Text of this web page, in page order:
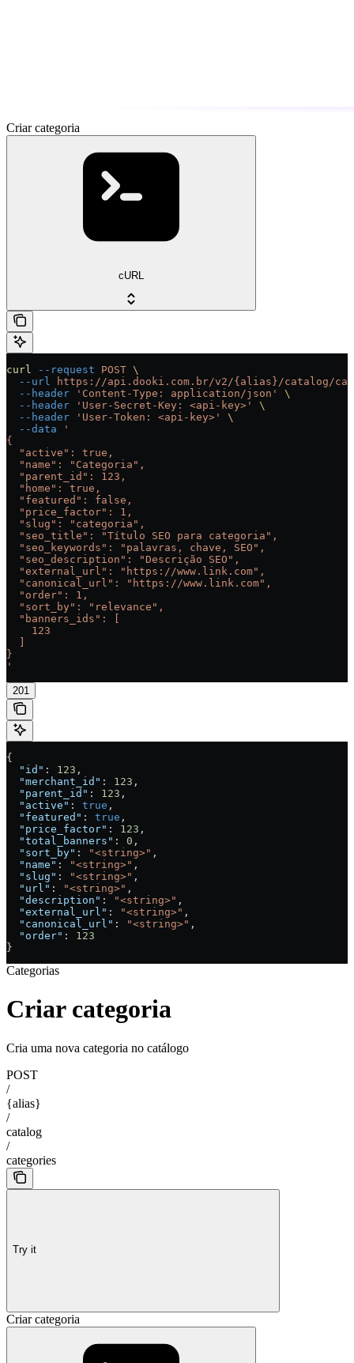
Criar categoria
cURL
curl --request POST \
  --url
https://api.dooki.com.br/v2/{alias}/catalog/
  --header
'Content-Type: application/json'
\
  --header
'User-Secret-Key: <api-key>'
\
  --header
'User-Token: <api-key>'
\
  --data
'
{
  "active": true,
  "name": "Categoria",
  "parent_id": 123,
  "home": true,
  "featured": false,
  "price_factor": 1,
  "slug": "categoria",
  "seo_title": "Título SEO para categoria",
  "seo_keywords": "palavras, chave, SEO",
  "seo_description": "Descrição SEO",
  "external_url": "https://www.link.com",
  "canonical_url": "https://www.link.com",
  "order": 1,
  "sort_by": "relevance",
  "banners_ids": [
    123
}
'
201
{
  "id"
: 123 ,
  "merchant_id"
: 123 ,
  "parent_id"
: 123 ,
  "active"
: true ,
  "featured"
: true ,
  "price_factor"
: 123 ,
  "total_banners"
: 0 ,
  "sort_by"
: "<string>" ,
  "name"
: "<string>" ,
  "slug"
: "<string>" ,
  "url"
: "<string>" ,
  "description"
: "<string>" ,
  "external_url"
: "<string>" ,
  "canonical_url"
: "<string>" ,
  "order"
: 123
}
Categorias
Criar categoria
Cria uma nova categoria no catálogo
POST
/
{alias}
/
catalog
/
categories
Try it
Criar categoria